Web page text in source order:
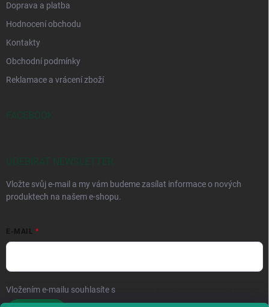
Doprava a platba
Hodnocení obchodu
Kontakty
Obchodní podmínky
Reklamace a vrácení zboží
FACEBOOK
ODEBÍRAT NEWSLETTER
Vložte svůj e-mail a my vám budeme zasílat informace o nových
produktech na našem e-shopu.
E-MAIL
Vložením e-mailu souhlasíte s